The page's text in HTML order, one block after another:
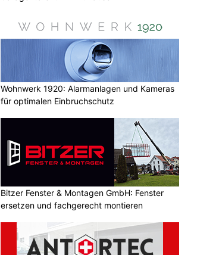
Wohnwerk 1920: Alarmanlagen und Kameras
für optimalen Einbruchschutz
Bitzer Fenster & Montagen GmbH: Fenster
ersetzen und fachgerecht montieren